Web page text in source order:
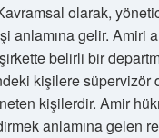
olarak,
gelir. Amiri
belirli bir
kişilere süpervizör
kişilerdir. Amir
anlamına gelen